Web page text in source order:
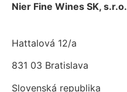
Nier Fine Wines SK, s.r.o.
Hattalová 12/a
831 03 Bratislava
Slovenská republika